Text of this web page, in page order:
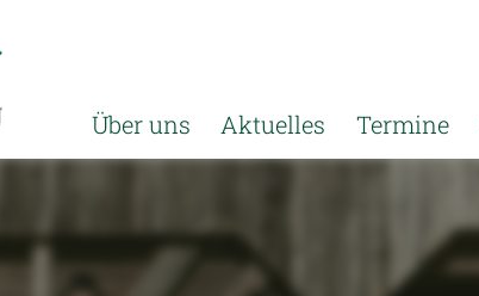
Über uns Aktuelles Termine